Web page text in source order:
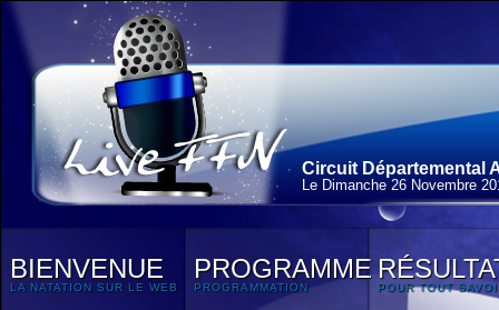
Circuit Départemental
Le Dimanche 26 Novembre
BIENVENUE
LA NATATION SUR LE WEB
PROGRAMME
PROGRAMMATION POUR TOUT